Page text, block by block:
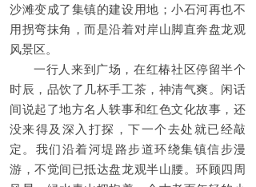
沙滩变成了集镇的建设用地；小石河再也不
用拐弯抹角，而是沿着对岸山脚直奔盘龙观
风景区。
一行人来到广场，在红椿社区停留半个
时辰，品饮了几杯手工茶，神清气爽。闲话
间说起了地方名人轶事和红色文化故事，还
没来得及深入打探，下一个去处就已经敲
定。我们沿着河堤路步道环绕集镇信步漫
游，不觉间已抵达盘龙观半山腰。环顾四周